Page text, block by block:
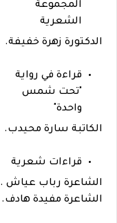
المجموعة
الشعرية
الدكتورة زهرة خفيفة.
قراءة في رواية
"تحت شمس
واحدة"
الكاتبة سارة محيدب.
قراءات شعرية
الشاعرة رباب عياش .
الشاعرة مفيدة هادف.